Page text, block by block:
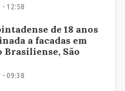
12:58
de 18 anos
a facadas em
Brasiliense, São
09:38